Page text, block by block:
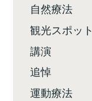
自然療法
観光スポット
講演
追悼
運動療法